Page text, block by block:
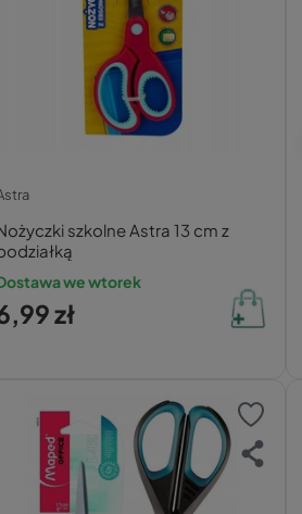
szkolne Astra 13 cm z
we wtorek
zł